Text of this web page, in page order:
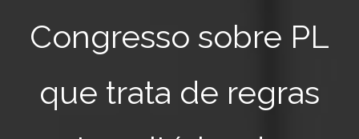
Congresso sobre PL
que trata de regras